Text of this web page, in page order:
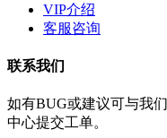
VIP介绍
客服咨询
联系我们
如有BUG或建议可与我
中心提交工单。